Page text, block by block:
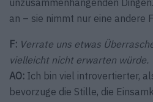
an – sie nimmt nur eine andere
F: Verrate uns etwas
vielleicht nicht erwarten würde.
AO: Ich bin viel introvertierter,
bevorzuge die Stille, die